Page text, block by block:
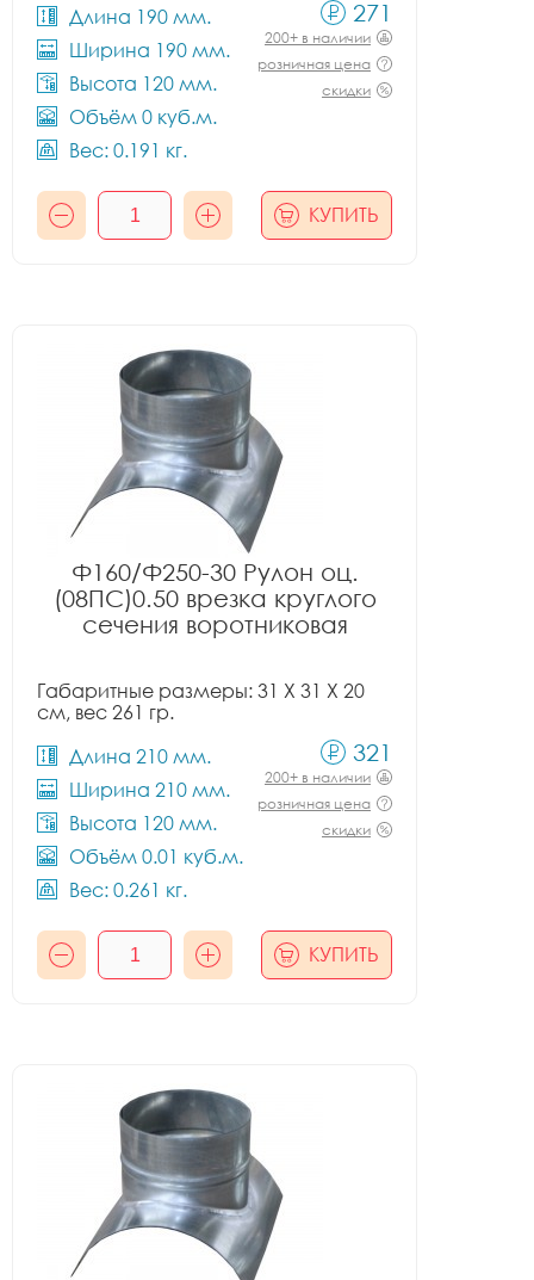
Длина 190 мм.
Ширина 190 мм.
Высота 120 мм.
Объём 0 куб.м.
Вес: 0.191 кг.
271
200+ в наличии
розничная цена
скидки
КУПИТЬ
Ф160/Ф250-30 Рулон оц.
(08ПС)0.50 врезка круглого
сечения воротниковая
Габаритные размеры: 31 X 31 X 20
см, вес 261 гр.
Длина 210 мм.
Ширина 210 мм.
Высота 120 мм.
Объём 0.01 куб.м.
Вес: 0.261 кг.
321
200+ в наличии
розничная цена
скидки
КУПИТЬ